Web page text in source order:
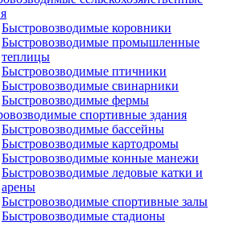
Быстровозводимые коровники
Быстровозводимые промышленные
теплицы
Быстровозводимые птичники
Быстровозводимые свинарники
Быстровозводимые фермы
спортивные здания
Быстровозводимые бассейны
Быстровозводимые картодромы
Быстровозводимые конные манежи
Быстровозводимые ледовые катки и
арены
Быстровозводимые спортивные залы
Быстровозводимые стадионы